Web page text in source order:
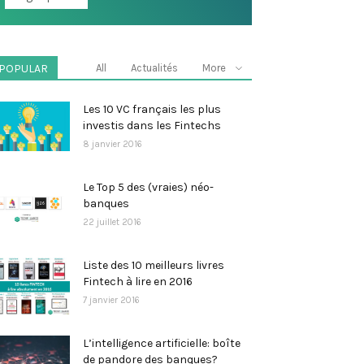
All Actualités More
Les 10 VC français les plus
investis dans les Fintechs
8 janvier 2016
Le Top 5 des (vraies) néo-
banques
22 juillet 2016
Liste des 10 meilleurs livres
Fintech à lire en 2016
7 janvier 2016
L’intelligence artificielle: boîte
de pandore des banques?